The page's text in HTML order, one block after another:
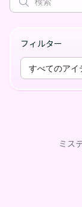
フィルター
すべてのアイ
ミス